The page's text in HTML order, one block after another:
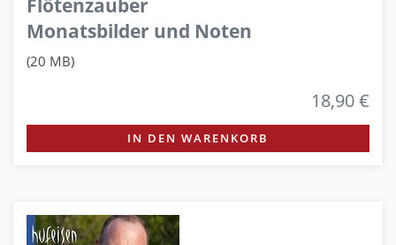
Flötenzauber
Monatsbilder und Noten
(20 MB)
18,90 €
IN DEN WARENKORB